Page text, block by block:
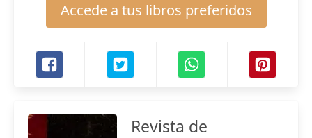
Accede a tus libros preferidos
Revista de